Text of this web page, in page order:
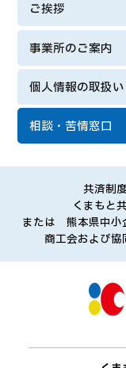
ご挨拶
事業所のご案内
個人情報の取扱い
相談・苦情窓口
共済制
くまもと
または 熊本県中小
商工会および